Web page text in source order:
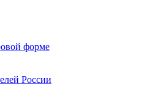
форме
России